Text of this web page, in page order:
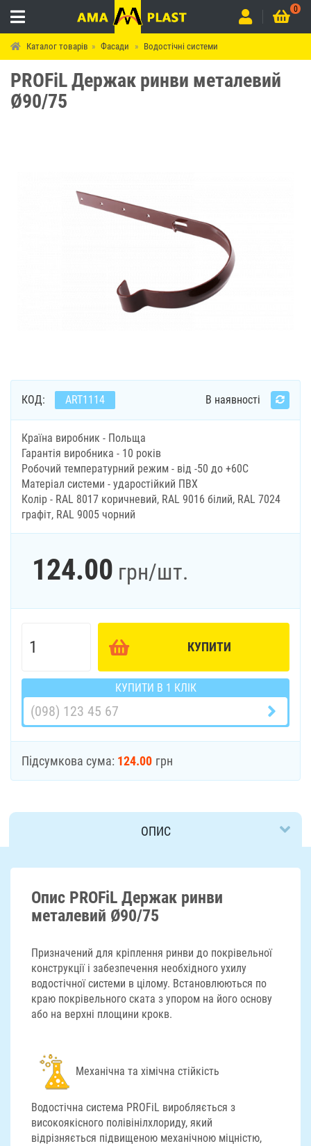
0
Каталог товарів Фасади Водостічні системи
PROFiL Держак ринви металевий
Ø90/75
КОД: ART1114 В наявності
Країна виробник - Польща
Гарантія виробника - 10 років
Робочий температурний режим - від -50 до +60С
Матеріал системи - ударостійкий ПВХ
Колір - RAL 8017 коричневий, RAL 9016 білий, RAL 7024
графіт, RAL 9005 чорний
124.00 грн/шт.
КУПИТИ
КУПИТИ В 1 КЛІК
Підсумкова сума: 124.00 грн
ОПИС
ДОСТАВКА
Опис PROFiL Держак ринви
металевий Ø90/75
Призначений для кріплення ринви до покрівельної
конструкції і забезпечення необхідного ухилу
водостічної системи в цілому. Встановлюються по
краю покрівельного ската з упором на його основу
або на верхні площини крокв.
Механічна та хімічна стійкість
Водостічна система PROFiL виробляється з
високоякісного полівінілхлориду, який
відрізняється підвищеною механічною міцністю,